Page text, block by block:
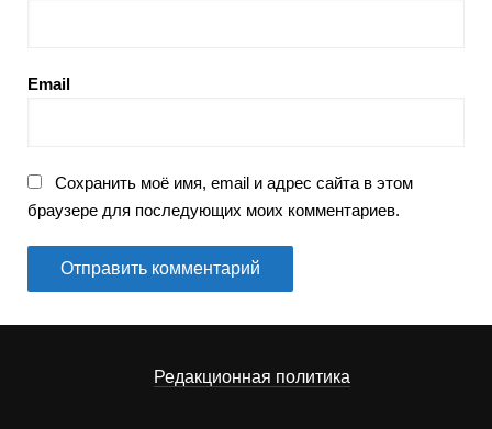
Email
Сохранить моё имя, email и адрес сайта в этом
браузере для последующих моих комментариев.
Редакционная политика